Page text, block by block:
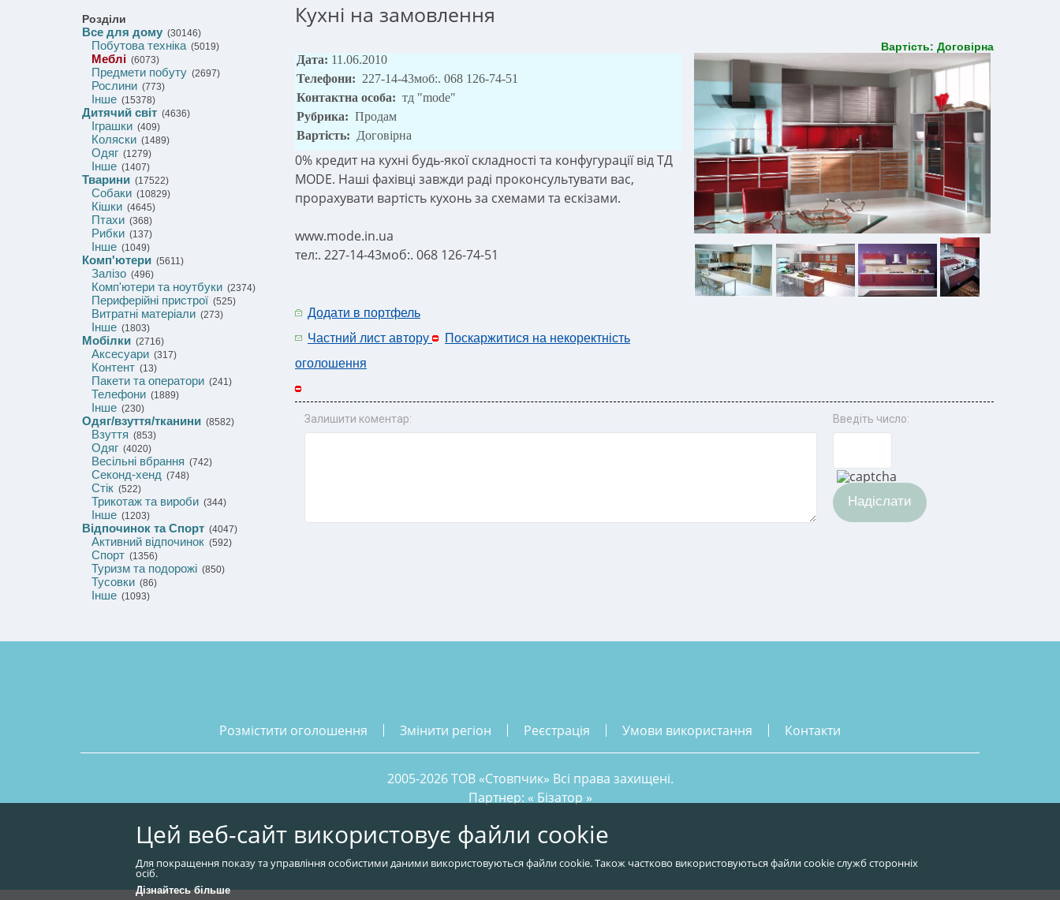
Розділи
Все для дому (30146)
Побутова техніка(5019)
Меблі (6073)
Предмети побуту (2697)
Рослини (773)
Інше (15378)
Дитячий світ (4636)
Іграшки (409)
Коляски (1489)
Одяг (1279)
Інше (1407)
Тварини (17522)
Собаки (10829)
Кішки (4645)
Птахи (368)
Рибки (137)
Інше (1049)
Комп'ютери (5611)
Залізо (496)
Комп'ютери та ноутбуки (2374)
Периферійні пристрої (525)
Витратні матеріали (273)
Інше (1803)
Мобілки (2716)
Аксесуари (317)
Контент (13)
Пакети та оператори (241)
Телефони (1889)
Інше (230)
Одяг/взуття/тканини (8582)
Взуття (853)
Одяг (4020)
Весільні вбрання (742)
Секонд-хенд (748)
Стік (522)
Трикотаж та вироби (344)
Інше (1203)
Відпочинок та Спорт (4047)
Активний відпочинок (592)
Спорт (1356)
Туризм та подорожі (850)
Тусовки (86)
Інше (1093)
Кухні на замовлення
Вартість: Договірна
Дата: 11.06.2010
Телефони: 227-14-43моб:. 068 126-74-51
Контактна особа: тд "mode"
Рубрика: Продам
Вартість: Договірна
0% кредит на кухні будь-якої складності та конфугурації від ТД
MODE. Наші фахівці завжди раді проконсультувати вас,
прорахувати вартість кухонь за схемами та ескізами.
www.mode.in.ua
тел:. 227-14-43моб:. 068 126-74-51
Додати в портфель
Частний лист автору
Поскаржитися на некоректність
оголошення
Залишити коментар: Введіть число:
Надіслати
розмістити оголошення змінити регіон реєстрація умови використання контакти
2005-2026 ТОВ «Стовпчик» Всі права захищені.
Партнер: « Бізатор »
Цей веб-сайт використовує файли cookie
Для покращення показу та управління особистими даними використовуються файли cookie. Також частково використовуються файли cookie служб сторонніх
осіб.
Дізнайтесь більше